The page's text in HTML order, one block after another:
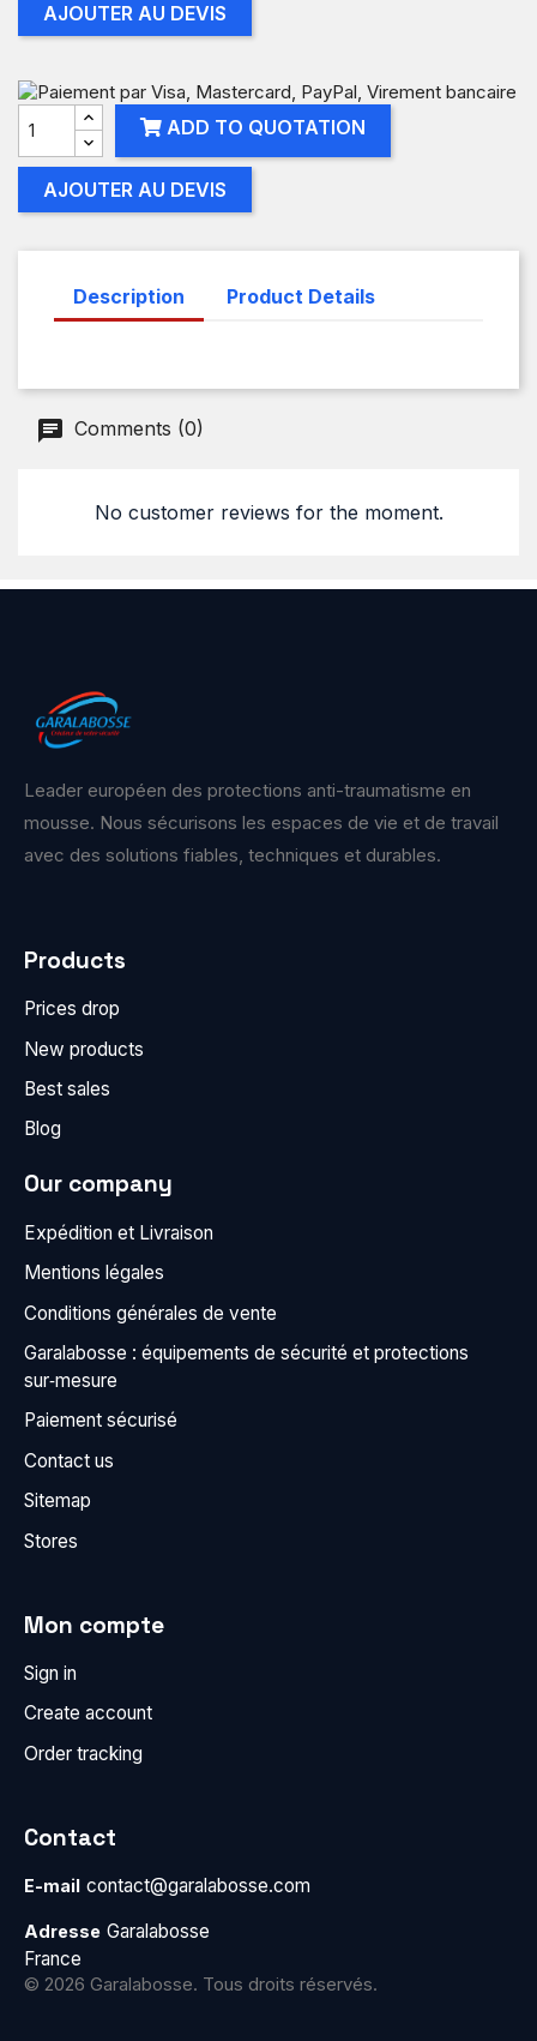
AJOUTER AU DEVIS
ADD TO QUOTATION
AJOUTER AU DEVIS
Description Product Details
Comments (0)
No customer reviews for the moment.
Leader européen des protections anti-traumatisme en
mousse. Nous sécurisons les espaces de vie et de travail
avec des solutions fiables, techniques et durables.
Products
Prices drop
New products
Best sales
Blog
Our company
Expédition et Livraison
Mentions légales
Conditions générales de vente
Garalabosse : équipements de sécurité et protections
sur‑mesure
Paiement sécurisé
Contact us
Sitemap
Stores
Mon compte
Sign in
Create account
Order tracking
Contact
E-mail contact@garalabosse.com
Adresse Garalabosse
France
© 2026 Garalabosse. Tous droits réservés.